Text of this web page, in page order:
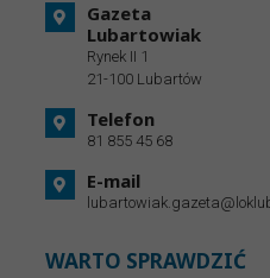
Gazeta
Lubartowiak
Rynek II 1
21-100 Lubartów
Telefon
81 855 45 68
E-mail
WARTO SPRAWDZIĆ